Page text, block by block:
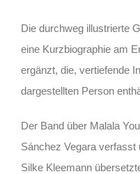
Die durchweg illustrierte
eine Kurzbiographie am
ergänzt, die, vertiefende
dargestellten Person
Der Band über Malala
Sánchez Vegara verfasst
Silke Kleemann